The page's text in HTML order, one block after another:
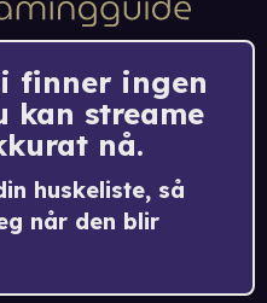
finner ingen
kan streame
nå.
huskeliste, så
når den blir